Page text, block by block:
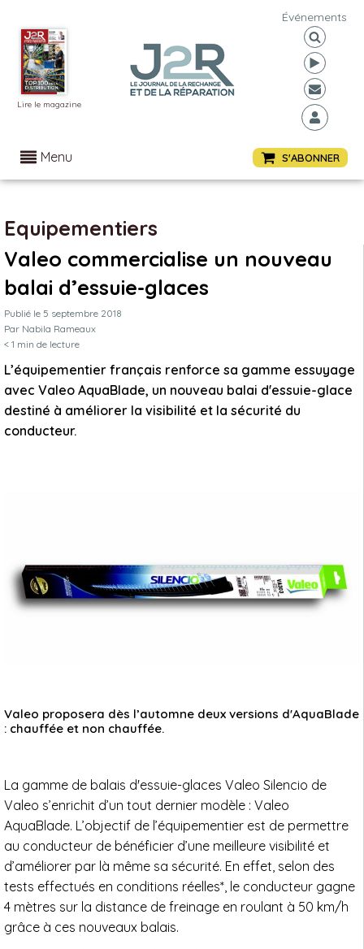
Lire le magazine
Événements
Menu S'ABONNER
Equipementiers
Valeo commercialise un nouveau
balai d’essuie-glaces
Publié le 5 septembre 2018
Par Nabila Rameaux
< 1 min de lecture
L’équipementier français renforce sa gamme essuyage
avec Valeo AquaBlade, un nouveau balai d'essuie-glace
destiné à améliorer la visibilité et la sécurité du
conducteur.
Valeo proposera dès l’automne deux versions d'AquaBlade
: chauffée et non chauffée.
La gamme de balais d'essuie-glaces Valeo Silencio de
Valeo s’enrichit d’un tout dernier modèle : Valeo
AquaBlade. L’objectif de l’équipementier est de permettre
au conducteur de bénéficier d’une meilleure visibilité et
d’améliorer par là même sa sécurité. En effet, selon des
tests effectués en conditions réelles*, le conducteur gagne
4 mètres sur la distance de freinage en roulant à 50 km/h
grâce à ces nouveaux balais.